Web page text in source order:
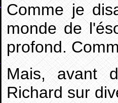
Comme je
monde de
profond.
Mais, avant
Richard sur